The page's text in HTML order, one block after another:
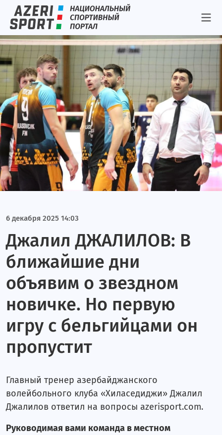
Игтисадчи
Локомотив
Неглиятчи
Календарь и результаты
Результаты
Интервью
Фото/Видео
Азеррейл
Рабита
Игтисадчи
Локомотив
6 декабря 2025 14:03
Джалил ДЖАЛИЛОВ: В
ближайшие дни
объявим о звездном
новичке. Но первую
игру с бельгийцами он
пропустит
Главный тренер азербайджанского
волейбольного клуба «Хиласедиджи» Джалил
Джалилов ответил на вопросы azerisport.com.
Руководимая вами команда в местном